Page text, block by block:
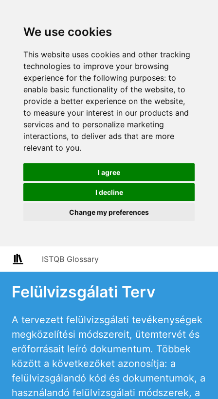
We use cookies
This website uses cookies and other tracking
technologies to improve your browsing
experience for the following purposes: to
enable basic functionality of the website, to
provide a better experience on the website,
to measure your interest in our products and
services and to personalize marketing
interactions, to deliver ads that are more
relevant to you.
I agree
I decline
Change my preferences
ISTQB Glossary
Felülvizsgálati Terv
A tervezett felülvizsgálati tevékenységek
megközelítési módszereit, ütemtervét és
erőforrásait leíró dokumentum. Többek
között a következőket azonosítja: a
felülvizsgálandó kód és dokumentumok, a
használandó felülvizsgálati módszerek, a